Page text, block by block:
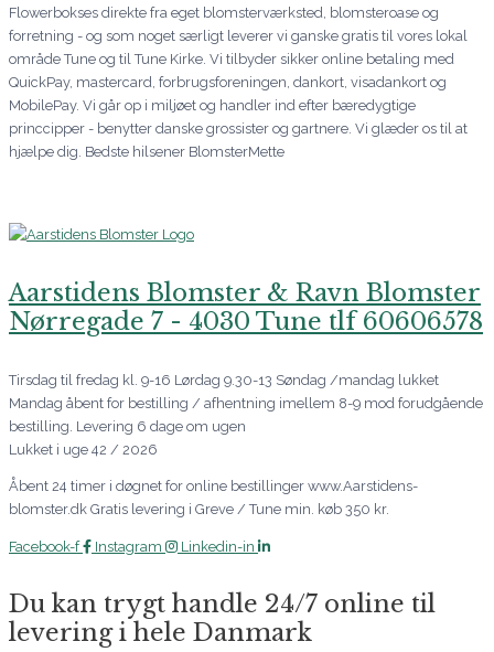
Flowerbokses direkte fra eget blomsterværksted, blomsteroase og
forretning - og som noget særligt leverer vi ganske gratis til vores lokal
område Tune og til Tune Kirke. Vi tilbyder sikker online betaling med
QuickPay, mastercard, forbrugsforeningen, dankort, visadankort og
MobilePay. Vi går op i miljøet og handler ind efter bæredygtige
princcipper - benytter danske grossister og gartnere. Vi glæder os til at
hjælpe dig. Bedste hilsener BlomsterMette
Aarstidens Blomster & Ravn Blomster
Nørregade 7 - 4030 Tune tlf 60606578
Tirsdag til fredag kl. 9-16 Lørdag 9.30-13 Søndag /mandag lukket
Mandag åbent for bestilling / afhentning imellem 8-9 mod forudgående
bestilling. Levering 6 dage om ugen
Lukket i uge 42 / 2026
Åbent 24 timer i døgnet for online bestillinger www.Aarstidens-
blomster.dk Gratis levering i Greve / Tune min. køb 350 kr.
Facebook-f Instagram Linkedin-in
Du kan trygt handle 24/7 online til
levering i hele Danmark